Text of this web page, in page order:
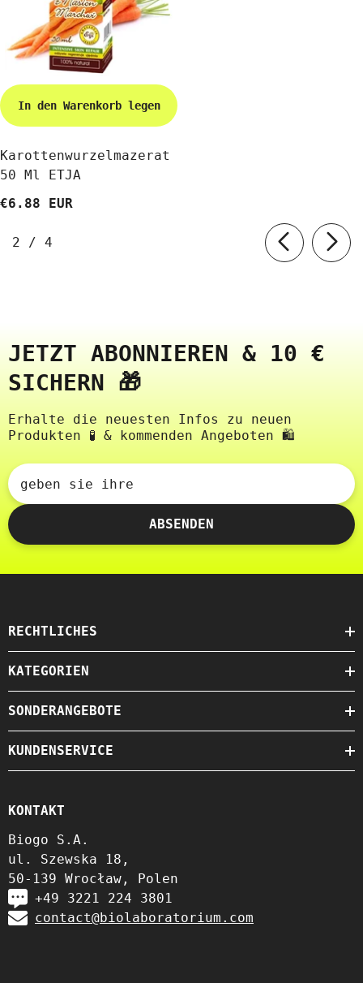
In den Warenkorb legen
Karottenwurzelmazerat
50 Ml ETJA
€6.88 EUR
2 / von
4
JETZT ABONNIEREN & 10 €
SICHERN 🎁
Erhalte die neuesten Infos zu neuen
Produkten 🧪 & kommenden Angeboten 🛍️
geben sie ihre
ABSENDEN
RECHTLICHES
KATEGORIEN
SONDERANGEBOTE
KUNDENSERVICE
KONTAKT
Biogo S.A.
ul. Szewska 18,
50-139 Wrocław, Polen
+49 3221 224 3801
contact@biolaboratorium.com